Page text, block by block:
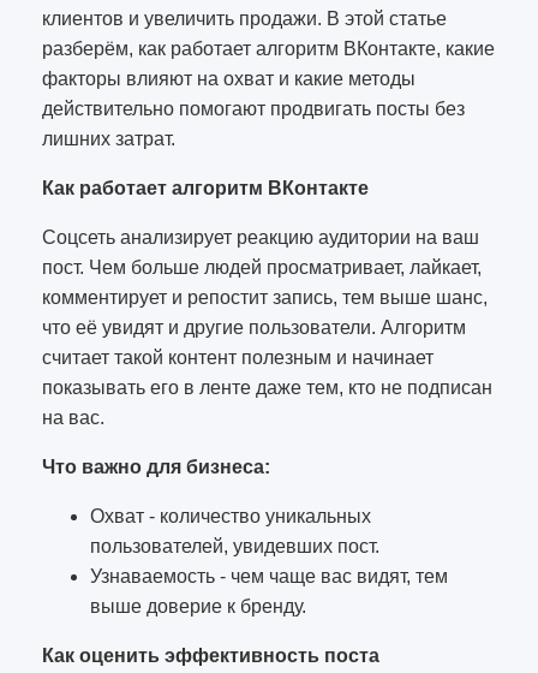
клиентов и увеличить продажи. В этой статье
разберём, как работает алгоритм ВКонтакте, какие
факторы влияют на охват и какие методы
действительно помогают продвигать посты без
лишних затрат.
Как работает алгоритм ВКонтакте
Соцсеть анализирует реакцию аудитории на ваш
пост. Чем больше людей просматривает, лайкает,
комментирует и репостит запись, тем выше шанс,
что её увидят и другие пользователи. Алгоритм
считает такой контент полезным и начинает
показывать его в ленте даже тем, кто не подписан
на вас.
Что важно для бизнеса:
Охват - количество уникальных
пользователей, увидевших пост.
Узнаваемость - чем чаще вас видят, тем
выше доверие к бренду.
Как оценить эффективность поста